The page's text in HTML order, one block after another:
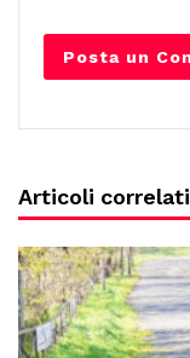
Articoli correlati